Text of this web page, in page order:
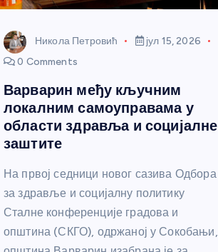
Никола Петровић
јул 15, 2026
0 Comments
Варварин међу кључним
локалним самоуправама у
области здравља и социјалне
заштите
На првој седници новог сазива Одбора
за здравље и социјалну политику
Сталне конференције градова и
општина (СКГО), одржаној у Сокобањи,